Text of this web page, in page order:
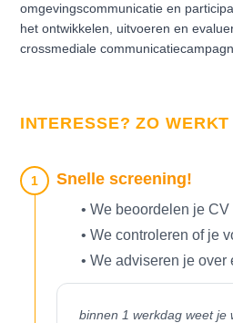
omgevingscommunicatie en
het ontwikkelen, uitvoeren en
crossmediale
INTERESSE? ZO
1 Snelle screening!
• We beoordelen je
• We controleren of je
• We adviseren je
binnen 1 werkdag weet je